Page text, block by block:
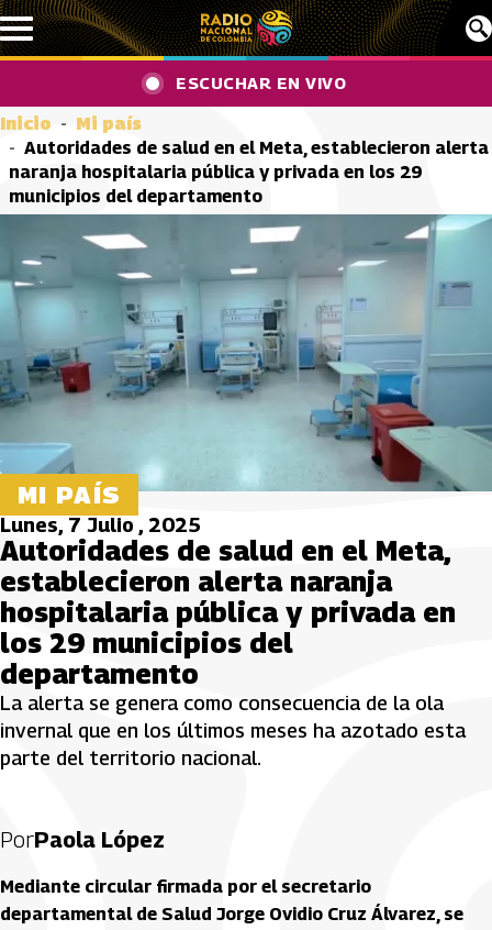
Pasar al contenido principal
ESCUCHAR EN VIVO
Inicio
Mi país
Autoridades de salud en el Meta, establecieron alerta
naranja hospitalaria pública y privada en los 29
municipios del departamento
MI PAÍS
Lunes, 7 Julio , 2025
Autoridades de salud en el Meta,
establecieron alerta naranja
hospitalaria pública y privada en
los 29 municipios del
departamento
La alerta se genera como consecuencia de la ola
invernal que en los últimos meses ha azotado esta
parte del territorio nacional.
PorPaola López
Mediante circular firmada por el secretario
departamental de Salud Jorge Ovidio Cruz Álvarez, se